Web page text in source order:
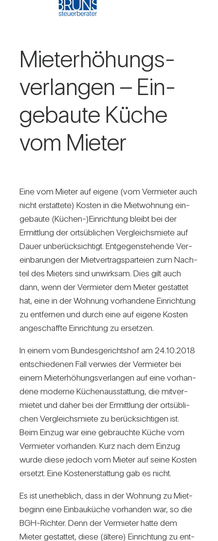
Miet­erhö­hungs­
ver­langen – Ein­
ge­baute Küche
vom Mieter
Eine vom Mieter auf eigene (vom Ver­mieter auch
nicht erstat­tete) Kosten in die Miet­woh­nung ein­
ge­baute (Küchen-)Einrichtung bleibt bei der
Ermitt­lung der orts­üb­li­chen Ver­gleichs­miete auf
Dauer unbe­rück­sich­tigt. Ent­ge­gen­ste­hende Ver­
ein­ba­rungen der Miet­ver­trags­par­teien zum Nach­
teil des Mie­ters sind unwirksam. Dies gilt auch
dann, wenn der Ver­mieter dem Mieter gestattet
hat, eine in der Woh­nung vor­han­dene Ein­rich­tung
zu ent­fernen und durch eine auf eigene Kosten
ange­schaffte Ein­rich­tung zu ersetzen.
In einem vom Bun­des­ge­richtshof am 24.10.2018
ent­schie­denen Fall ver­wies der Ver­mieter bei
einem Miet­erhö­hungs­ver­langen auf eine vor­han­
dene moderne Küchen­aus­stat­tung, die mit­ver­
mietet und daher bei der Ermitt­lung der orts­üb­li­
chen Ver­gleichs­miete zu berück­sich­tigen ist.
Beim Einzug war eine gebrauchte Küche vom
Ver­mieter vor­handen. Kurz nach dem Einzug
wurde diese jedoch vom Mieter auf seine Kosten
ersetzt. Eine Kos­ten­er­stat­tung gab es nicht.
Es ist uner­heb­lich, dass in der Woh­nung zu Miet­
be­ginn eine Ein­bau­küche vor­handen war, so die
BGH-Richter. Denn der Ver­mieter hatte dem
Mieter gestattet, diese (ältere) Ein­rich­tung zu ent­